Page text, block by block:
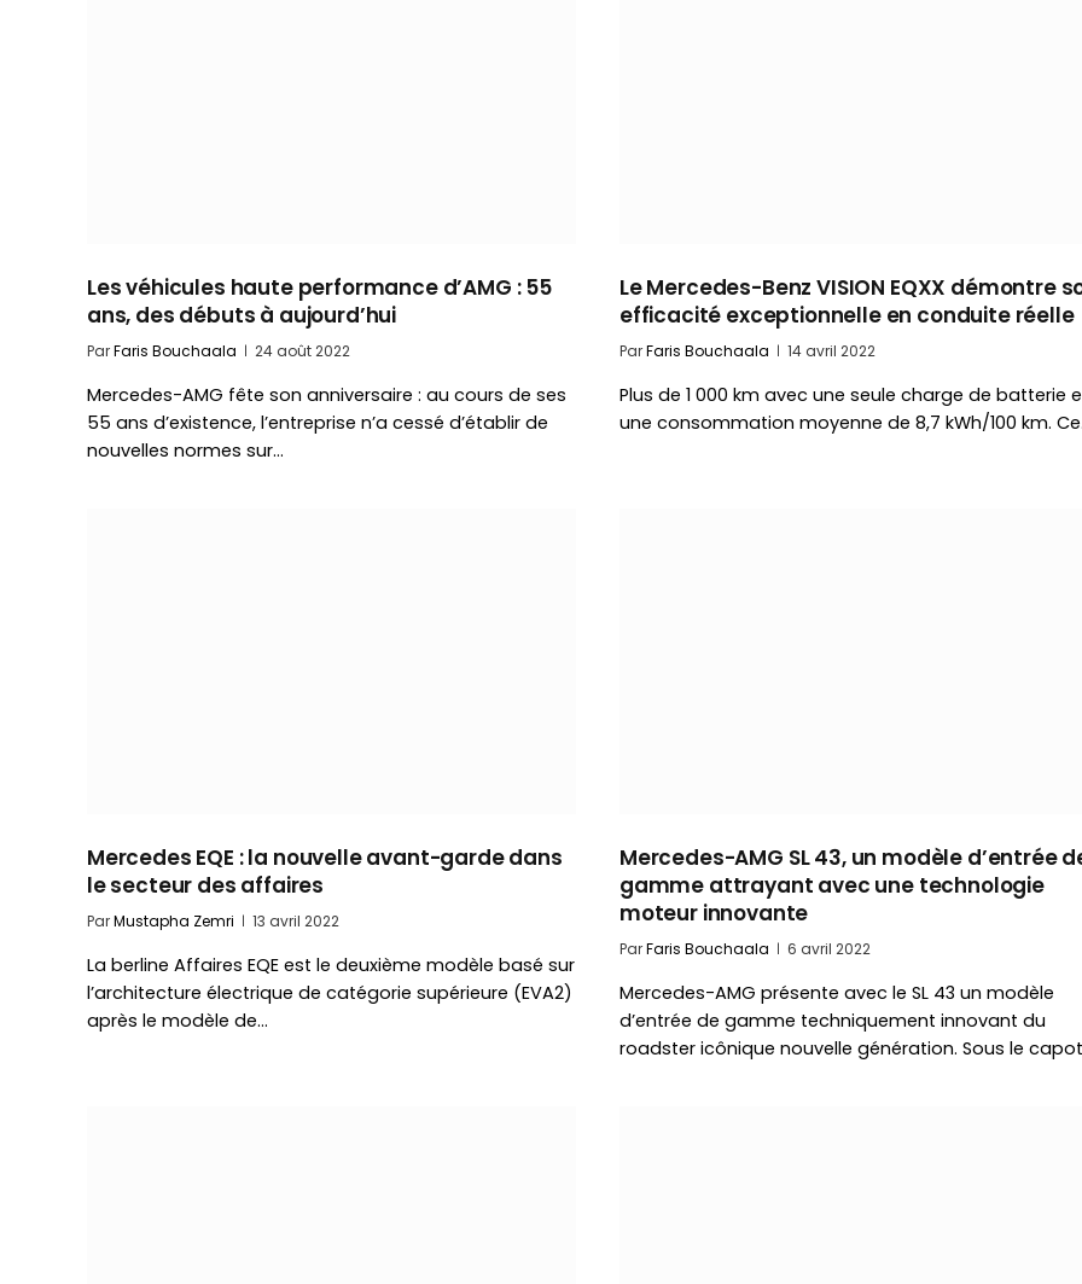
Les véhicules haute performance d’AMG : 55
ans, des débuts à aujourd’hui
ParFaris Bouchaala 24 août 2022
Mercedes-AMG fête son anniversaire : au cours de ses
55 ans d’existence, l’entreprise n’a cessé d’établir de
nouvelles normes sur…
Le Mercedes-Benz VISION EQXX démontre
efficacité exceptionnelle en conduite réelle
ParFaris Bouchaala 14 avril 2022
Plus de 1 000 km avec une seule charge de batterie
une consommation moyenne de 8,7 kWh/100 km.
Mercedes EQE : la nouvelle avant-garde dans
le secteur des affaires
ParMustapha Zemri 13 avril 2022
La berline Affaires EQE est le deuxième modèle basé sur
l’architecture électrique de catégorie supérieure (EVA2)
après le modèle de…
Mercedes-AMG SL 43, un modèle d’entrée
gamme attrayant avec une technologie
moteur innovante
ParFaris Bouchaala 6 avril 2022
Mercedes-AMG présente avec le SL 43 un modèle
d’entrée de gamme techniquement innovant du
roadster icônique nouvelle génération. Sous le